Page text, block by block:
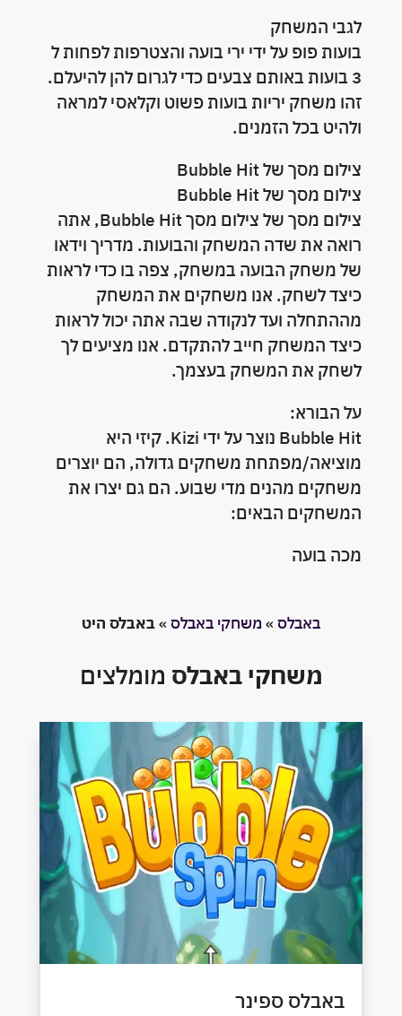
לגבי המשחק
בועות פופ על ידי ירי בועה והצטרפות לפחות ל
3 בועות באותם צבעים כדי לגרום להן להיעלם.
זהו משחק יריות בועות פשוט וקלאסי למראה
ולהיט בכל הזמנים.
צילום מסך של Bubble Hit
צילום מסך של Bubble Hit
צילום מסך של צילום מסך Bubble Hit, אתה
רואה את שדה המשחק והבועות. מדריך וידאו
של משחק הבועה במשחק, צפה בו כדי לראות
כיצד לשחק. אנו משחקים את המשחק
מההתחלה ועד לנקודה שבה אתה יכול לראות
כיצד המשחק חייב להתקדם. אנו מציעים לך
לשחק את המשחק בעצמך.
על הבורא:
Bubble Hit נוצר על ידי Kizi. קיזי היא
מוציאה/מפתחת משחקים גדולה, הם יוצרים
משחקים מהנים מדי שבוע. הם גם יצרו את
המשחקים הבאים:
מכה בועה
באבלס » משחקי באבלס »באבלס היט
משחקי באבלס מומלצים
באבלס ספינר